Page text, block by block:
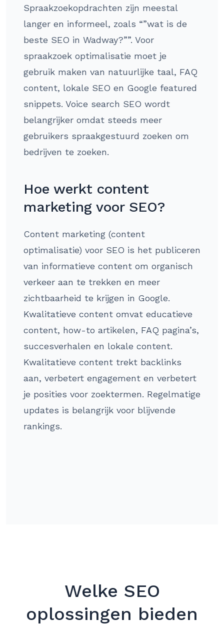
Spraakzoekopdrachten zijn meestal
langer en informeel, zoals “”wat is de
beste SEO in Wadway?””. Voor
spraakzoek optimalisatie moet je
gebruik maken van natuurlijke taal, FAQ
content, lokale SEO en Google featured
snippets. Voice search SEO wordt
belangrijker omdat steeds meer
gebruikers spraakgestuurd zoeken om
bedrijven te zoeken.
Hoe werkt content
marketing voor SEO?
Content marketing (content
optimalisatie) voor SEO is het publiceren
van informatieve content om organisch
verkeer aan te trekken en meer
zichtbaarheid te krijgen in Google.
Kwalitatieve content omvat educatieve
content, how-to artikelen, FAQ pagina’s,
succesverhalen en lokale content.
Kwalitatieve content trekt backlinks
aan, verbetert engagement en verbetert
je posities voor zoektermen. Regelmatige
updates is belangrijk voor blijvende
rankings.
Welke SEO
oplossingen bieden